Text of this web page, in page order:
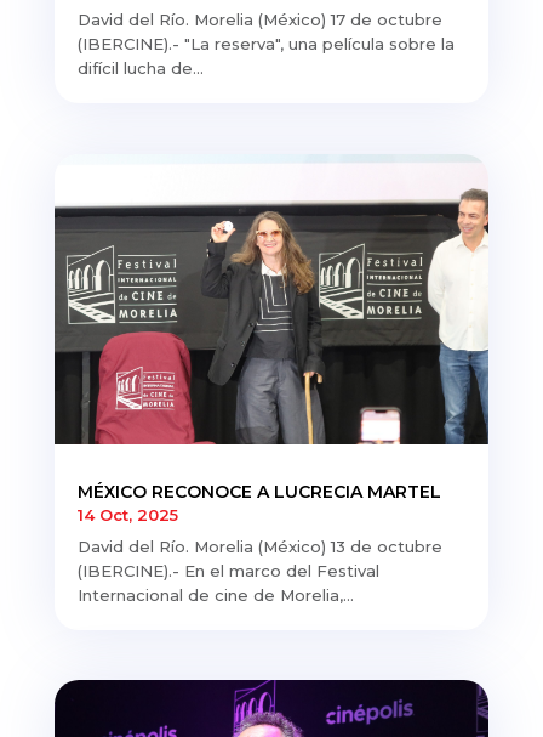
David del Río. Morelia (México) 17 de octubre
(IBERCINE).- "La reserva", una película sobre la
difícil lucha de...
MÉXICO RECONOCE A LUCRECIA MARTEL
14 Oct, 2025
David del Río. Morelia (México) 13 de octubre
(IBERCINE).- En el marco del Festival
Internacional de cine de Morelia,...